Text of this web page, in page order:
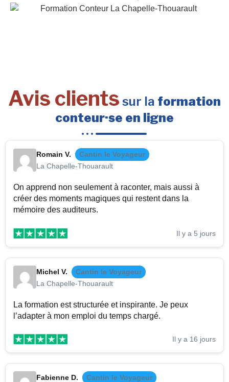
Avis clients sur la formation
conteur·se en ligne
Romain V.
Cantin le Voyageur
La Chapelle-Thouarault
On apprend non seulement à raconter, mais aussi à
créer des moments magiques qui restent dans la
mémoire des auditeurs.
Il y a 5 jours
Michel V.
Cantin le Voyageur
La Chapelle-Thouarault
La formation est structurée et inspirante. Je peux
l’adapter à mon emploi du temps chargé.
Il y a 16 jours
Fabienne D.
Cantin le Voyageur